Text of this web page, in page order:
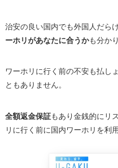
治安の良い国内でも外国人だら
ーホリがあなたに合うかも分か
ワーホリに行く前の不安も払し
ともありません。
全額返金保証もあり金銭的にリ
リに行く前に国内ワーホリを利